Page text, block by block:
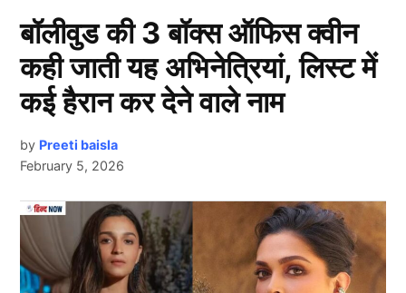
फाफ ने छक्के ने उड़ाए करण के होश
Faf Du Plessis ने ठोका बड़ा छक्का, वीडियो हुआ तेजी से वायरल
Next Article
बॉलीवुड की 3 बॉक्स ऑफिस क्वीन
कही जाती यह अभिनेत्रियां, लिस्ट में
कई हैरान कर देने वाले नाम
by Preeti baisla
February 5, 2026